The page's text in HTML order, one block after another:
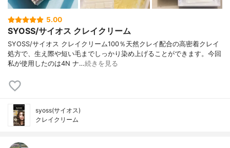
5.00
SYOSS/サイオス クレイクリーム
SYOSS/サイオス クレイクリーム100％天然クレイ配合の高密着クレイ
処方で、生え際や短い毛までしっかり染め上げることができます。今回
私が使用したのは4N ナ…続きを見る
syoss(サイオス)
クレイクリーム